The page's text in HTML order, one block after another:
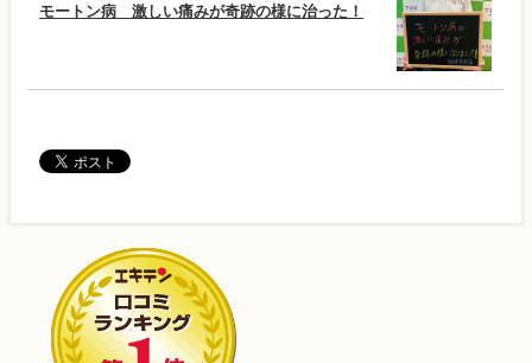
モートン病 激しい痛みが奇跡の様に治った！